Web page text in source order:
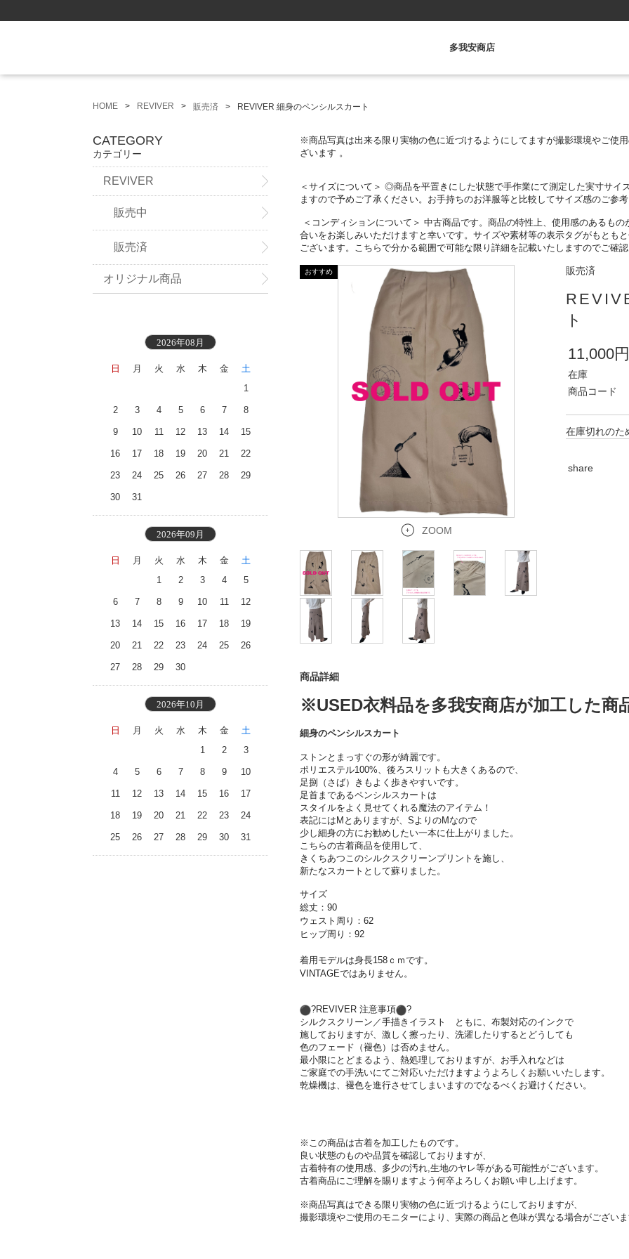
多我安商店
HOME REVIVER 販売済 REVIVER 細身のペンシルスカート
※商品写真は出来る限り実物の色に近づけるようにしてますが撮影環境やご使
ざいます 。
＜サイズについて＞ ◎商品を平置きにした状態で手作業にて測定した実寸サイ
ますので予めご了承ください。 お手持ちのお洋服等と比較してサイズ感のご参
＜コンディションについて＞ 中古商品です。商品の特性上、 使用感のあるもの
合いをお楽しみいただけま すと幸いです。 サイズや素材等の表示タグがもとも
ございます。 こちらで分かる範囲で可能な限り詳細を記載いたしますのでご確
ZOOM
販売済
ト
11,000円
在庫
商品コード
在庫切れのた
share
商品詳細
※USED衣料品を多我安商店が加工した
細身のペンシルスカート
ストンとまっすぐの形が綺麗です。
ポリエステル100%、後ろスリットも大きくあるので、
足捌（さば）きもよく歩きやすいです。
足首まであるペンシルスカートは
スタイルをよく見せてくれる魔法のアイテム！
表記にはMとありますが、SよりのMなので
少し細身の方にお勧めしたい一本に仕上がりました。
こちらの古着商品を使用して、
きくちあつこのシルクスクリーンプリントを施し、
新たなスカートとして蘇りました。
サイズ
総丈：90
ウェスト周り：62
ヒップ周り：92
着用モデルは身長158ｃｍです。
VINTAGEではありません。
?REVIVER 注意事項
?
シルクスクリーン／手描きイラスト ともに、布製対応のインクで
施しておりますが、激しく擦ったり、洗濯したりするとどうしても
色のフェード（褪色）は否めません。
最小限にとどまるよう、熱処理しておりますが、お手入れなどは
ご家庭での手洗いにてご対応いただけますようよろしくお願いいた します。
乾燥機は、 褪色を進行させてしまいますのでなるべくお避けください。
※この商品は古着を加工したものです。
良い状態のものや品質を確認しておりますが、
古着特有の使用感、多少の汚れ,生地のヤレ等がある可能性がございます。
古着商品にご理解を賜りますよう何卒よろしくお願い申し上げます。
※商品写真はできる限り実物の色に近づけるようにしておりますが、
撮影環境やご使用のモニターにより、実際の商品と色味が異なる場合がござい
CATEGORY
カテゴリー
REVIVER
販売中
販売済
オリジナル商品
2026年08月
日 月 火 水 木 金
土
1
2 3 4 5 6 7 8
9 10 11 12 13 14 15
16 17 18 19 20 21 22
23 24 25 26 27 28 29
30 31
2026年09月
日 月 火 水 木 金
土
1
2 3 4 5
6 7 8 9 10 11 12
13 14 15 16 17 18 19
20 21 22 23 24 25 26
27 28 29 30
2026年10月
日 月 火 水 木 金
土
1
2 3
4 5 6 7 8 9 10
11 12 13 14 15 16 17
18 19 20 21 22 23 24
25 26 27 28 29 30 31